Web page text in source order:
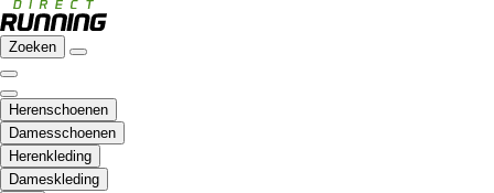
Zoeken
Herenschoenen
Damesschoenen
Herenkleding
Dameskleding